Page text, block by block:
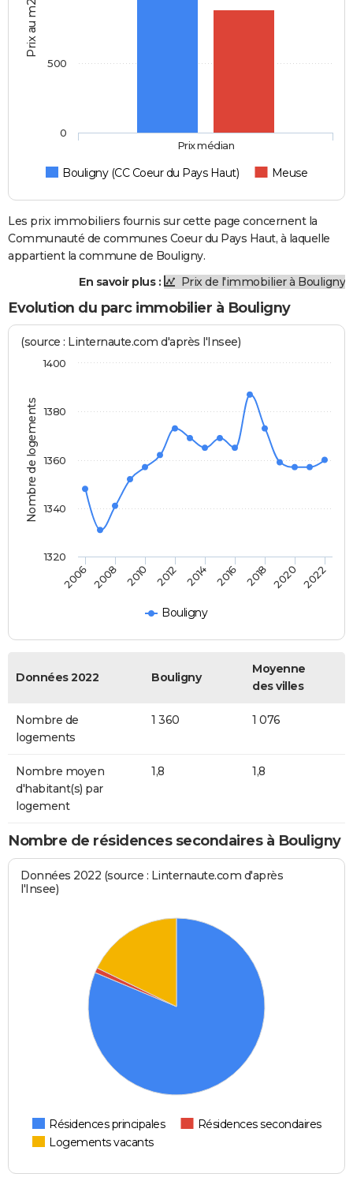
Prix au m2
Bouligny (CC Coeur du Pays Haut) Meuse
Prix médian
0
500
Les prix immobiliers fournis sur cette page concernent la
Communauté de communes Coeur du Pays Haut, à laquelle
appartient la commune de Bouligny.
En savoir plus :
Prix de l'immobilier à Bouligny
Evolution du parc immobilier à Bouligny
Nombre de logements
(source : Linternaute.com d'après l'Insee)
Bouligny
2006 2008 2010 2012 2014 2016 2018 2020 2022
1320
1340
1360
1380
1400
Données 2022 Bouligny
Moyenne
des villes
Nombre de
logements
1 360 1 076
Nombre moyen
d'habitant(s) par
logement
1,8 1,8
Nombre de résidences secondaires à Bouligny
Données 2022 (source : Linternaute.com d'après
l'Insee)
Résidences principales
Résidences secondaires
Logements vacants